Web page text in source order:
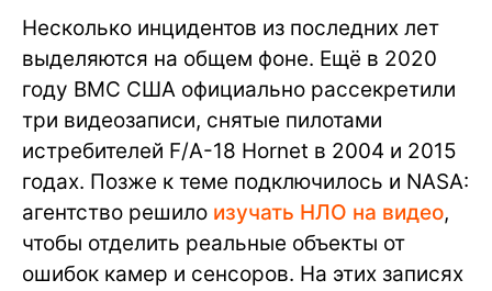
Несколько инцидентов из последних лет
выделяются на общем фоне. Ещё в 2020
году ВМС США официально рассекретили
три видеозаписи, снятые пилотами
истребителей F/A-18 Hornet в 2004 и 2015
годах. Позже к теме подключилось и NASA:
агентство решило изучать НЛО на видео,
чтобы отделить реальные объекты от
ошибок камер и сенсоров. На этих записях